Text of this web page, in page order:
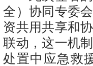
全）协同专委
资共用共享和
联动，这一机
处置中应急救